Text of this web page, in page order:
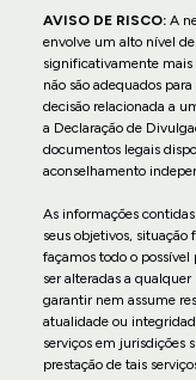
AVISO DE RISCO:A
envolve um alto nível
significativamente mais
não são adequados
decisão relacionada a
a Declaração de
documentos legais
aconselhamento
As informações
seus objetivos,
façamos todo o
ser alteradas a
garantir nem assume
atualidade ou
serviços em jurisdições
prestação de tais